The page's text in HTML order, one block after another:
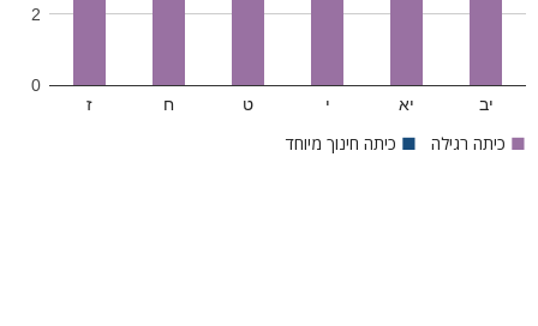
ז ח ט י יא יב
0
2
■ כיתה רגילה ■ כיתה חינוך מיוחד